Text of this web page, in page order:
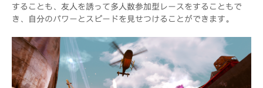
することも、友人を誘って多人数参加型レースをすることもで
き、自分のパワーとスピードを見せつけることができます。